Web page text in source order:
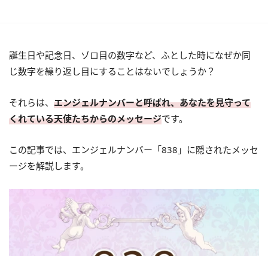
誕生日や記念日、ゾロ目の数字など、ふとした時になぜか同
じ数字を繰り返し目にすることはないでしょうか？
それらは、 エンジェルナンバーと呼ばれ、あなたを見守って
くれている天使たちからのメッセージです。
この記事では、エンジェルナンバー「838」に隠されたメッセ
ージを解説します。